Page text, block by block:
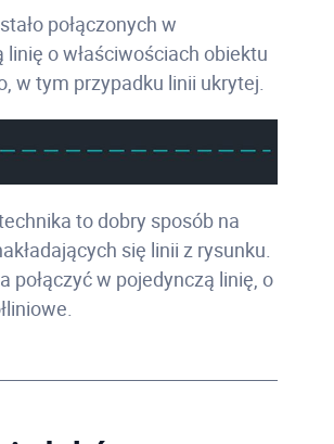
połączonych w
linię o właściwościach obiektu
w tym przypadku linii ukrytej.
to dobry sposób na
się linii z rysunku.
połączyć w pojedynczą linię, o